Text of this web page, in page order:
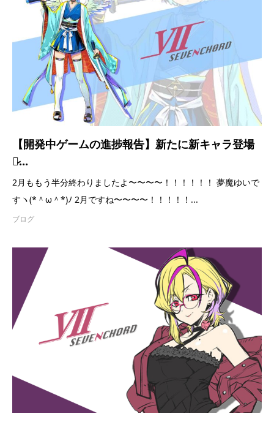
【開発中ゲームの進捗報告】新たに新キャラ登場
か̷...
2月ももう半分終わりましたよ〜〜〜〜！！！！！！ 夢魔ゆいで
すヽ(*＾ω＾*)ﾉ 2月ですね〜〜〜〜！！！！！...
ブログ